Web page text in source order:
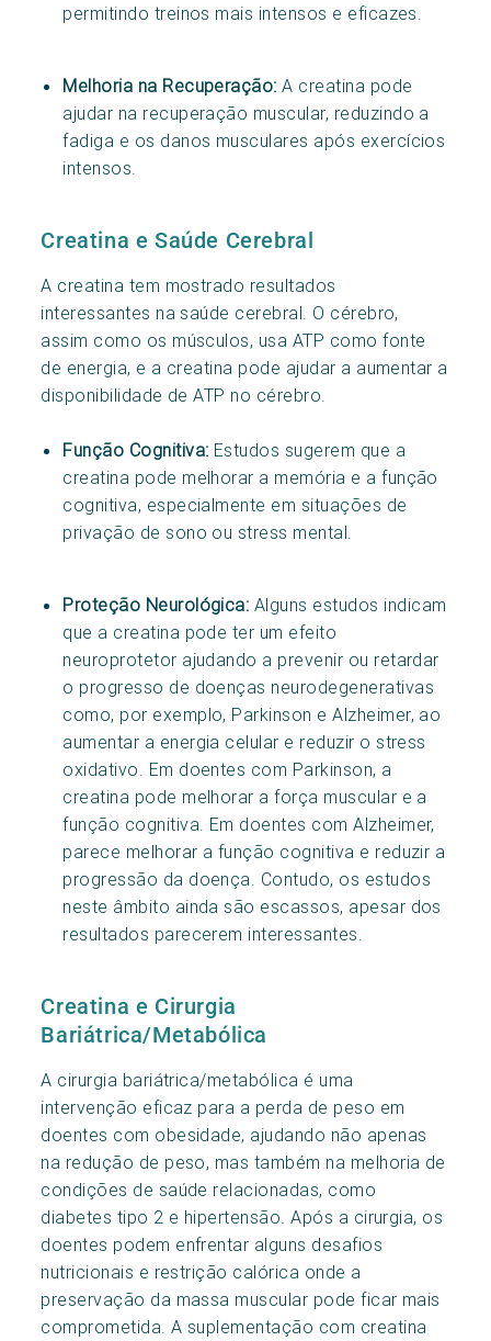
permitindo treinos mais intensos e eficazes.
Melhoria na Recuperação: A creatina pode
ajudar na recuperação muscular, reduzindo a
fadiga e os danos musculares após exercícios
intensos.
Creatina e Saúde Cerebral
A creatina tem mostrado resultados
interessantes na saúde cerebral. O cérebro,
assim como os músculos, usa ATP como fonte
de energia, e a creatina pode ajudar a aumentar a
disponibilidade de ATP no cérebro.
Função Cognitiva: Estudos sugerem que a
creatina pode melhorar a memória e a função
cognitiva, especialmente em situações de
privação de sono ou stress mental.
Proteção Neurológica: Alguns estudos indicam
que a creatina pode ter um efeito
neuroprotetor ajudando a prevenir ou retardar
o progresso de doenças neurodegenerativas
como, por exemplo, Parkinson e Alzheimer, ao
aumentar a energia celular e reduzir o stress
oxidativo. Em doentes com Parkinson, a
creatina pode melhorar a força muscular e a
função cognitiva. Em doentes com Alzheimer,
parece melhorar a função cognitiva e reduzir a
progressão da doença. Contudo, os estudos
neste âmbito ainda são escassos, apesar dos
resultados parecerem interessantes.
Creatina e Cirurgia
Bariátrica/Metabólica
A cirurgia bariátrica/metabólica é uma
intervenção eficaz para a perda de peso em
doentes com obesidade, ajudando não apenas
na redução de peso, mas também na melhoria de
condições de saúde relacionadas, como
diabetes tipo 2 e hipertensão. Após a cirurgia, os
doentes podem enfrentar alguns desafios
nutricionais e restrição calórica onde a
preservação da massa muscular pode ficar mais
comprometida. A suplementação com creatina